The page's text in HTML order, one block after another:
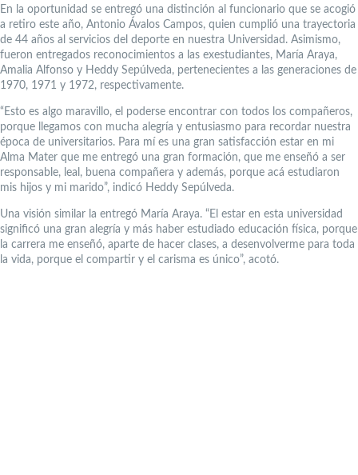
En la oportunidad se entregó una distinción al funcionario que se acogió
a retiro este año, Antonio Ávalos Campos, quien cumplió una trayectoria
de 44 años al servicios del deporte en nuestra Universidad. Asimismo,
fueron entregados reconocimientos a las exestudiantes, María Araya,
Amalia Alfonso y Heddy Sepúlveda, pertenecientes a las generaciones de
1970, 1971 y 1972, respectivamente.
“Esto es algo maravillo, el poderse encontrar con todos los compañeros,
porque llegamos con mucha alegría y entusiasmo para recordar nuestra
época de universitarios. Para mí es una gran satisfacción estar en mi
Alma Mater que me entregó una gran formación, que me enseñó a ser
responsable, leal, buena compañera y además, porque acá estudiaron
mis hijos y mi marido”, indicó Heddy Sepúlveda.
Una visión similar la entregó María Araya. “El estar en esta universidad
significó una gran alegría y más haber estudiado educación física, porque
la carrera me enseñó, aparte de hacer clases, a desenvolverme para toda
la vida, porque el compartir y el carisma es único”, acotó.